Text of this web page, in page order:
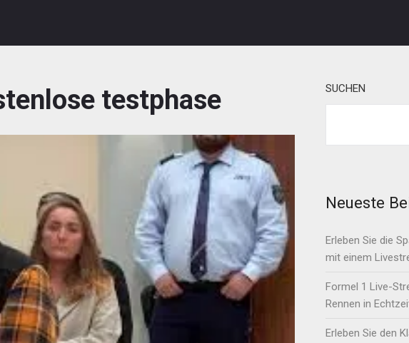
testphase SUCHEN
Neueste
Erleben Sie die
mit einem
Formel 1 Live-
Rennen in
Erleben Sie den